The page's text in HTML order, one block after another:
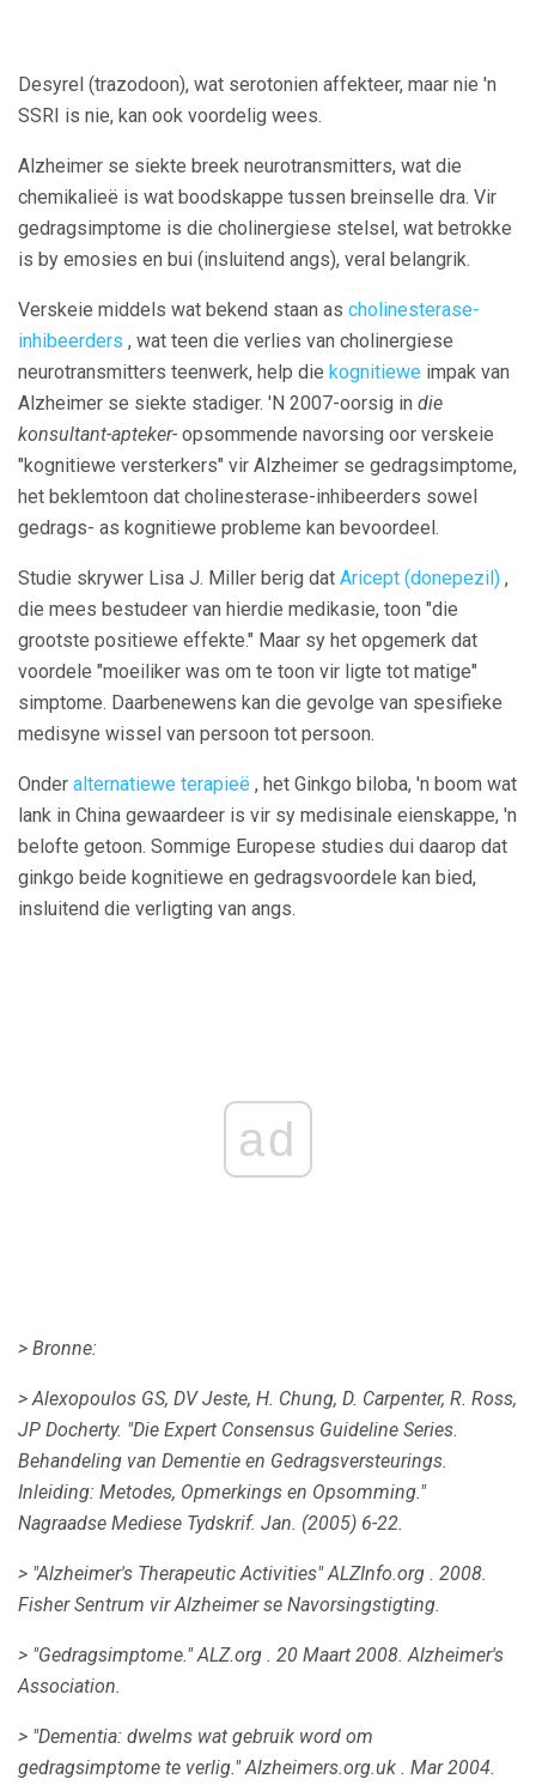
Desyrel (trazodoon), wat serotonien affekteer, maar nie 'n
SSRI is nie, kan ook voordelig wees.
Alzheimer se siekte breek neurotransmitters, wat die
chemikalieë is wat boodskappe tussen breinselle dra. Vir
gedragsimptome is die cholinergiese stelsel, wat betrokke
is by emosies en bui (insluitend angs), veral belangrik.
Verskeie middels wat bekend staan ​​as cholinesterase-
inhibeerders , wat teen die verlies van cholinergiese
neurotransmitters teenwerk, help die kognitiewe impak van
Alzheimer se siekte stadiger. 'N 2007-oorsig in die
konsultant-apteker- opsommende navorsing oor verskeie
"kognitiewe versterkers" vir Alzheimer se gedragsimptome,
het beklemtoon dat cholinesterase-inhibeerders sowel
gedrags- as kognitiewe probleme kan bevoordeel.
Studie skrywer Lisa J. Miller berig dat Aricept (donepezil) ,
die mees bestudeer van hierdie medikasie, toon "die
grootste positiewe effekte." Maar sy het opgemerk dat
voordele "moeiliker was om te toon vir ligte tot matige"
simptome. Daarbenewens kan die gevolge van spesifieke
medisyne wissel van persoon tot persoon.
Onder alternatiewe terapieë , het Ginkgo biloba, 'n boom wat
lank in China gewaardeer is vir sy medisinale eienskappe, 'n
belofte getoon. Sommige Europese studies dui daarop dat
ginkgo beide kognitiewe en gedragsvoordele kan bied,
insluitend die verligting van angs.
ad
> Bronne:
> Alexopoulos GS, DV Jeste, H. Chung, D. Carpenter, R. Ross,
JP Docherty. "Die Expert Consensus Guideline Series.
Behandeling van Dementie en Gedragsversteurings.
Inleiding: Metodes, Opmerkings en Opsomming."
Nagraadse Mediese Tydskrif. Jan. (2005) 6-22.
> "Alzheimer's Therapeutic Activities"ALZInfo.org . 2008.
Fisher Sentrum vir Alzheimer se Navorsingstigting.
> "Gedragsimptome." ALZ.org . 20 Maart 2008. Alzheimer's
Association.
> "Dementia: dwelms wat gebruik word om
gedragsimptome te verlig." Alzheimers.org.uk . Mar 2004.